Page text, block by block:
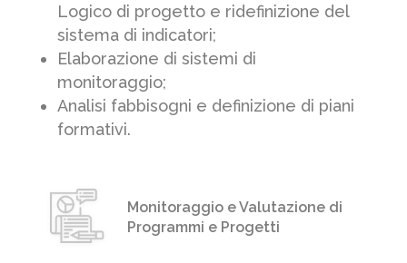
Logico di progetto e ridefinizione del
sistema di indicatori;
Elaborazione di sistemi di
monitoraggio;
Analisi fabbisogni e definizione di piani
formativi.
Monitoraggio e Valutazione di
Programmi e Progetti